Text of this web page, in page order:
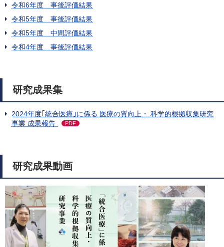
令和6年度 事後評価結果
令和5年度 事後評価結果
令和5年度 中間評価結果
令和4年度 事後評価結果
研究成果集
2024年度｢統合医療｣に係る 医療の質向上・ 科学的根拠収集研究
事業 成果報告
PDF
研究成果動画